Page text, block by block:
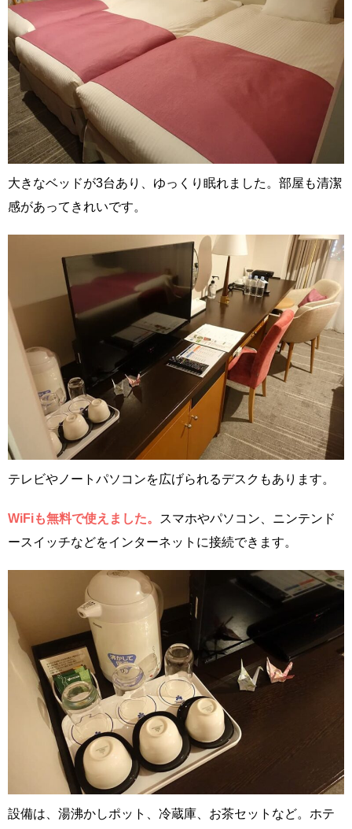
大きなベッドが3台あり、ゆっくり眠れました。部屋も清潔
感があってきれいです。
テレビやノートパソコンを広げられるデスクもあります。
WiFiも無料で使えました。
スマホやパソコン、ニンテンド
ースイッチなどをインターネットに接続できます。
設備は、湯沸かしポット、冷蔵庫、お茶セットなど。ホテ